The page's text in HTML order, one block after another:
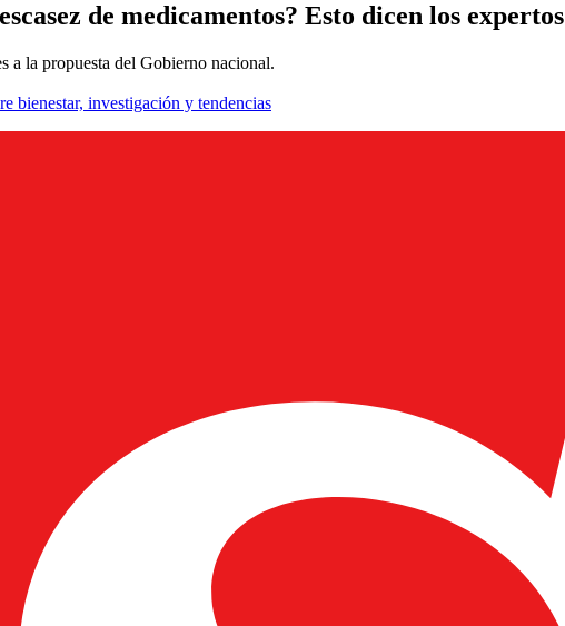
de medicamentos? Esto dicen los expertos
a la propuesta del Gobierno nacional.
bienestar, investigación y tendencias